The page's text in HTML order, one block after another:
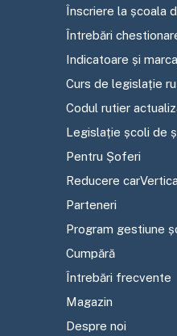
Înscriere la școala
Întrebări
Indicatoare și
Curs de legislație
Codul rutier
Legislație școli de
Pentru Șoferi
Reducere
Parteneri
Program gestiune
Cumpără
Întrebări frecvente
Magazin
Despre noi